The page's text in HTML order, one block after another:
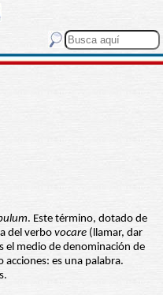
. Este término, dotado de
del verbo vocare (llamar, dar
el medio de denominación de
acciones: es una palabra.